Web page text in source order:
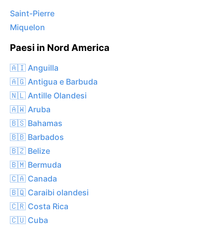
Saint-Pierre
Miquelon
Paesi in Nord America
🇦🇮 Anguilla
🇦🇬 Antigua e Barbuda
🇳🇱 Antille Olandesi
🇦🇼 Aruba
🇧🇸 Bahamas
🇧🇧 Barbados
🇧🇿 Belize
🇧🇲 Bermuda
🇨🇦 Canada
🇧🇶 Caraibi olandesi
🇨🇷 Costa Rica
🇨🇺 Cuba